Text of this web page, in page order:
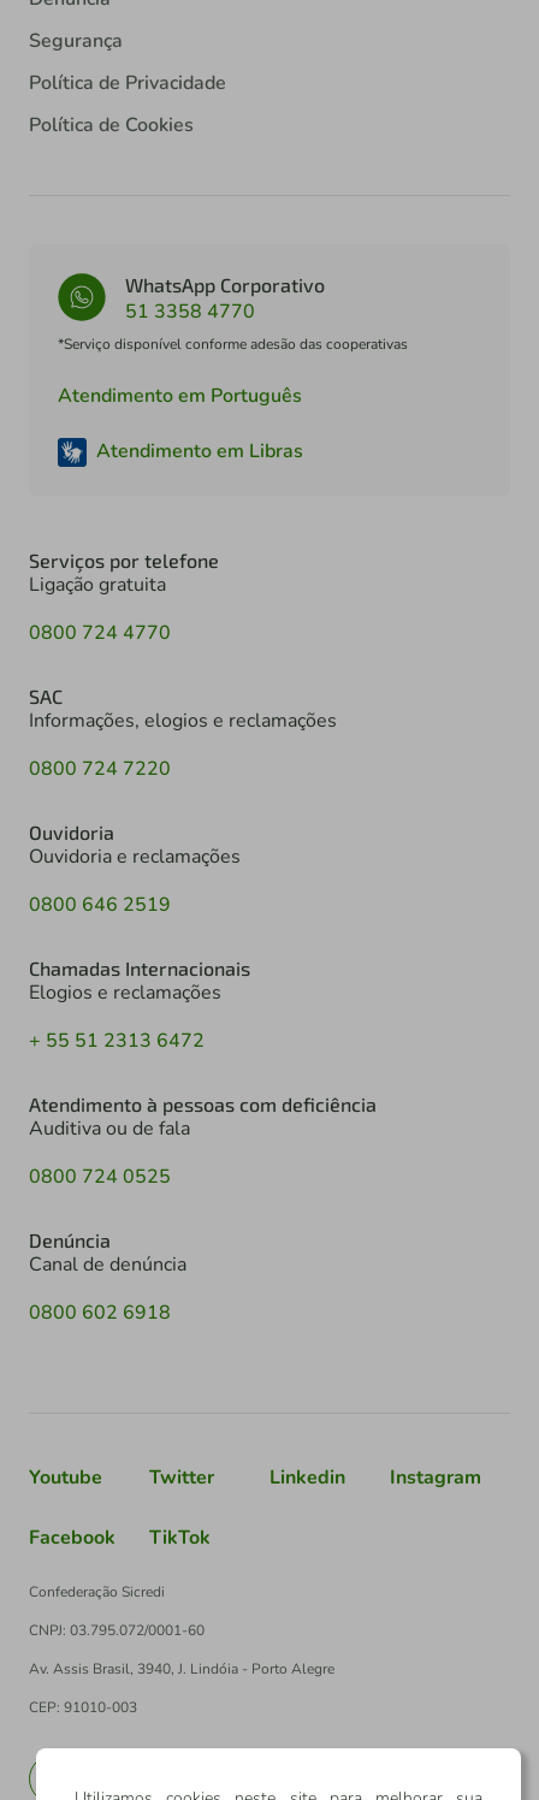
Segurança
Política de Privacidade
Política de Cookies
WhatsApp Corporativo
51 3358 4770
*Serviço disponível conforme adesão das cooperativas
Atendimento em Português
Atendimento em Libras
Serviços por telefone
Ligação gratuita
0800 724 4770
SAC
Informações, elogios e reclamações
0800 724 7220
Ouvidoria
Ouvidoria e reclamações
0800 646 2519
Chamadas Internacionais
Elogios e reclamações
+ 55 51 2313 6472
Atendimento à pessoas com deficiência
Auditiva ou de fala
0800 724 0525
Denúncia
Canal de denúncia
0800 602 6918
Youtube Twitter Linkedin Instagram
Facebook TikTok
Confederação Sicredi
CNPJ: 03.795.072/0001-60
Av. Assis Brasil, 3940, J. Lindóia - Porto Alegre
CEP: 91010-003